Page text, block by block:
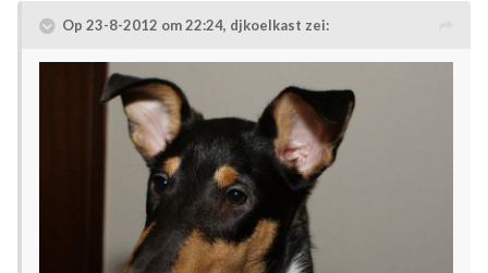
Op 23-8-2012 om 22:24, djkoelkast zei: